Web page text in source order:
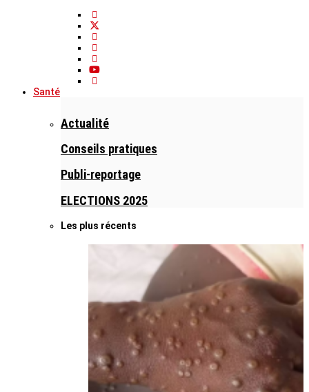
Santé
Actualité
Conseils pratiques
Publi-reportage
ELECTIONS 2025
Les plus récents